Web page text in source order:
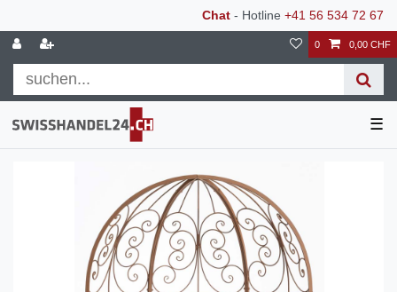
Chat - Hotline +41 56 534 72 67
0 0,00 CHF
☰